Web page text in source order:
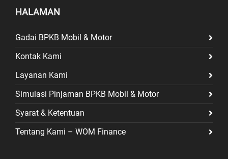
HALAMAN
Gadai BPKB Mobil & Motor
Kontak Kami
Layanan Kami
Simulasi Pinjaman BPKB Mobil & Motor
Syarat & Ketentuan
Tentang Kami – WOM Finance